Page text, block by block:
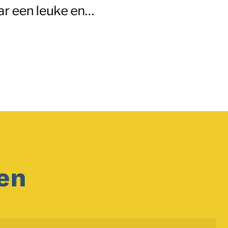
een leuke en…